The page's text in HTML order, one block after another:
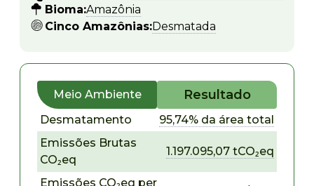
Bioma:Amazônia
Cinco Amazônias:Desmatada
Meio Ambiente Resultado
Desmatamento
95,74% da área total
Emissões Brutas
CO₂eq
1.197.095,07 tCO₂eq
Emissões CO₂eq per